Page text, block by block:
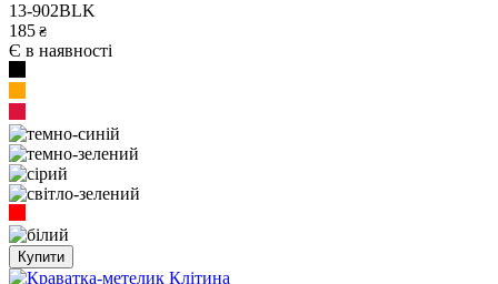
13-902BLK
185 ₴
Є в наявності
Купити